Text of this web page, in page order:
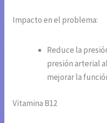
Impacto en el problema:
Reduce la
presión arterial
mejorar la
Vitamina B12